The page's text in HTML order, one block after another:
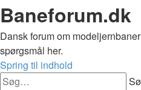
Baneforum.dk
Dansk forum om
spørgsmål her.
Spring til indhold